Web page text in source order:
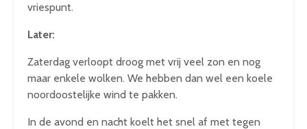
vriespunt.
Later:
Zaterdag verloopt droog met vrij veel zon en nog
maar enkele wolken. We hebben dan wel een koele
noordoostelijke wind te pakken.
In de avond en nacht koelt het snel af met tegen